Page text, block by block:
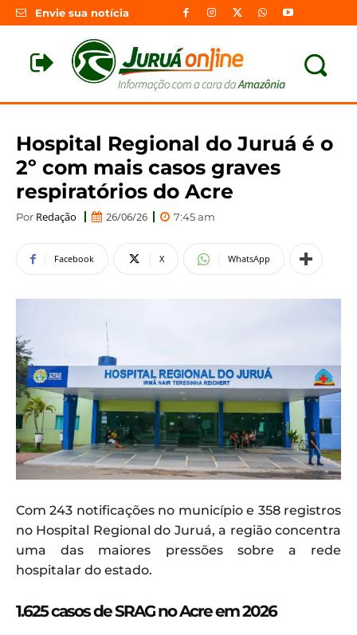
Envie sua notícia
Hospital Regional do Juruá é o
2º com mais casos graves
respiratórios do Acre
Por Redação 26/06/26 7:45 am
Facebook X WhatsApp
Com 243 notificações no município e 358 registros
no Hospital Regional do Juruá, a região concentra
uma das maiores pressões sobre a rede
hospitalar do estado.
1.625 casos de SRAG no Acre em 2026